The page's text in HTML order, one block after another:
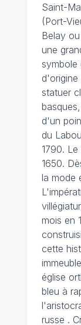
Saint-
(Port-
Belay
une
symbole
statuer
d'un
du
1790.
1650.
la mode
mois en
cette
église
bleu à
russe .